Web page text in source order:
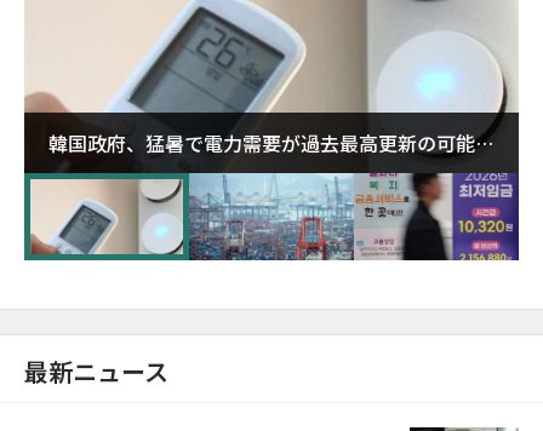
韓国政府、猛暑で電力需要が過去最高更新の可能性
に需給対応体制を点検
最新ニュース